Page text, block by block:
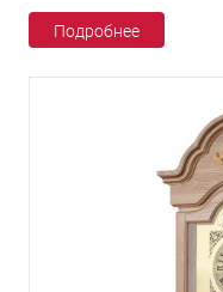
Подробнее